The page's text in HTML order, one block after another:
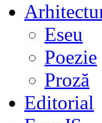
Eseu
Poezie
Proză
Editorial